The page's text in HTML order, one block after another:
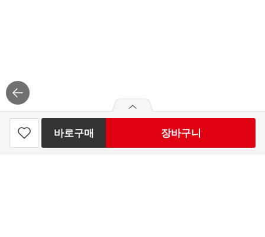
써니데일 크링클컷 1KG
바로구매 장바구니